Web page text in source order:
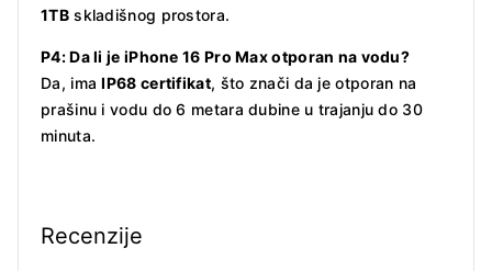
1TBskladišnog prostora.
P4: Da li je iPhone 16 Pro Max otporan na vodu?
Da, imaIP68 certifikat, što znači da je otporan na
prašinu i vodu do 6 metara dubine u trajanju do 30
minuta.
Recenzije